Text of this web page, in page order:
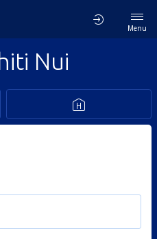
Menu
Nui